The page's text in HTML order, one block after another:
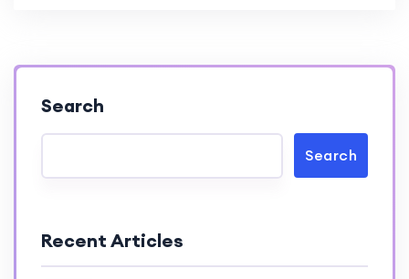
Search
Search
Recent Articles